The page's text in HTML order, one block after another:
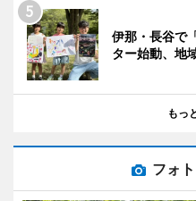
伊那・長谷で
ター始動、地
もっ
フォ